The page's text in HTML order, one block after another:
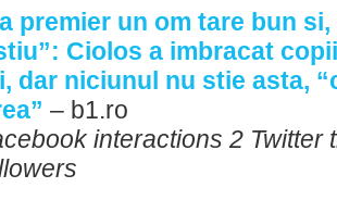
premier un om tare bun
Ciolos a imbracat
dar niciunul nu stie asta,
– b1.ro
interactions 2 Twitter